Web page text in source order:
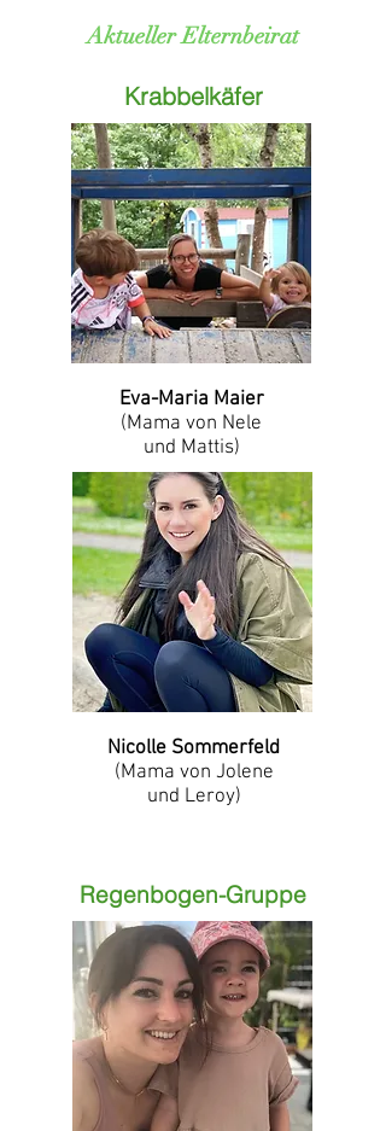
Aktueller Elternbeirat
Krabbelkäfer
Eva-Maria Maier
(Mama von Nele
und Mattis)
Nicolle Sommerfeld
(Mama von Jolene
und Leroy)
Regenbogen-Gruppe